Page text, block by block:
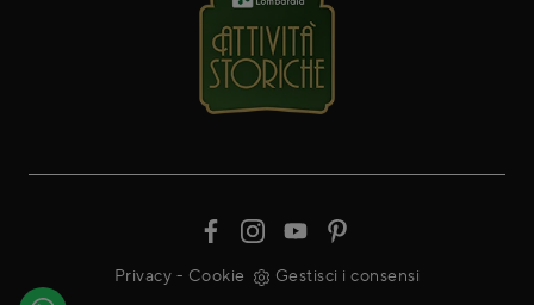
Privacy - Cookie Gestisci i consensi